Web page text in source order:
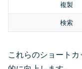
複製
検索
これらのショート